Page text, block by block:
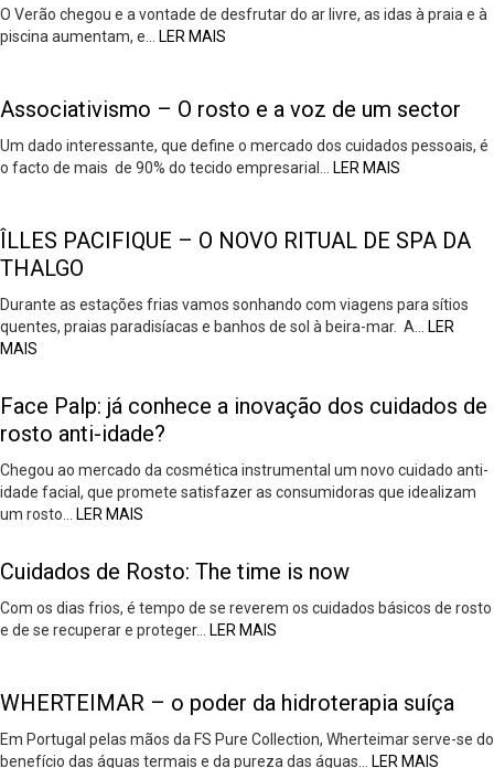
O Verão chegou e a vontade de desfrutar do ar livre, as idas à praia e à
piscina aumentam, e…
LER MAIS
Associativismo – O rosto e a voz de um sector
Um dado interessante, que define o mercado dos cuidados pessoais, é
o facto de mais de 90% do tecido empresarial…
LER MAIS
ÎLLES PACIFIQUE – O NOVO RITUAL DE SPA DA
THALGO
Durante as estações frias vamos sonhando com viagens para sítios
quentes, praias paradisíacas e banhos de sol à beira-mar. A…
LER
MAIS
Face Palp: já conhece a inovação dos cuidados de
rosto anti-idade?
Chegou ao mercado da cosmética instrumental um novo cuidado anti-
idade facial, que promete satisfazer as consumidoras que idealizam
um rosto…
LER MAIS
Cuidados de Rosto: The time is now
Com os dias frios, é tempo de se reverem os cuidados básicos de rosto
e de se recuperar e proteger…
LER MAIS
WHERTEIMAR – o poder da hidroterapia suíça
Em Portugal pelas mãos da FS Pure Collection, Wherteimar serve-se do
benefício das águas termais e da pureza das águas…
LER MAIS